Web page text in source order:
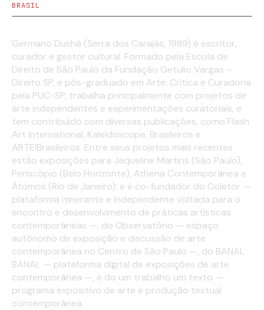
BRASIL
Germano Dushá (Serra dos Carajás, 1989) é escritor,
curador e gestor cultural. Formado pela Escola de
Direito de São Paulo da Fundação Getulio Vargas –
Direito SP, e pós-graduado em Arte: Crítica e Curadoria
pela PUC-SP, trabalha principalmente com projetos de
arte independentes e experimentações curatoriais, e
tem contribuído com diversas publicações, como Flash
Art International, Kaleidoscope, Brasileiros e
ARTE!Brasileiros. Entre seus projetos mais recentes
estão exposições para Jaqueline Martins (São Paulo),
Periscópio (Belo Horizonte), Athena Contemporânea e
Átomos (Rio de Janeiro); e é co-fundador do Coletor —
plataforma itinerante e independente voltada para o
encontro e desenvolvimento de práticas artísticas
contemporâneas —, do Observatório — espaço
autônomo de exposição e discussão de arte
contemporânea no Centro de São Paulo —, do BANAL
BANAL — plataforma digital de exposições de arte
contemporânea —, e do um trabalho um texto —
programa expositivo de arte e produção textual
contemporânea.